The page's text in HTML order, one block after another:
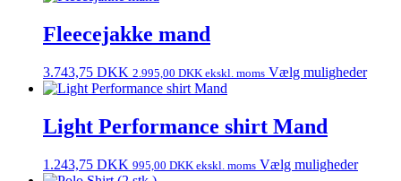
Fleecejakke mand
3.743,75 DKK 2.995,00 DKK ekskl. moms Vælg muligheder
Light Performance shirt Mand
1.243,75 DKK 995,00 DKK ekskl. moms Vælg muligheder